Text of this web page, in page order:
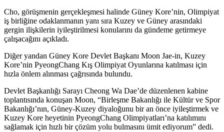
Cho, görüşmenin gerçekleşmesi halinde Güney Kore’nin, Olimpiyat
iş birliğine odaklanmanın yanı sıra Kuzey ve Güney arasındaki
gergin ilişkilerin iyileştirilmesi konularını da gündeme getirmeye
çalışacağını açıkladı.
Diğer yandan Güney Kore Devlet Başkanı Moon Jae-in, Kuzey
Kore’nin PyeongChang Kış Olimpiyat Oyunlarına katılması için
hızla önlem alınması çağrısında bulundu.
Devlet Başkanlığı Sarayı Cheong Wa Dae’de düzenlenen kabine
toplantısında konuşan Moon, “Birleşme Bakanlığı ile Kültür ve Spor
Bakanlığı’nın, Güney-Kuzey diyaloğunu bir an önce iyileştirmek ve
Kuzey Kore heyetinin PyeongChang Olimpiyatları’na katılımını
sağlamak için hızlı bir çözüm yolu bulmasını ümit ediyorum” dedi.